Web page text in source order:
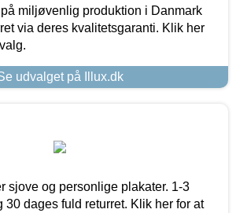
på miljøvenlig produktion i Danmark
via deres kvalitetsgaranti. Klik her
udvalget på Illux.dk
og personlige plakater. 1-3
30 dages fuld returret. Klik her for at